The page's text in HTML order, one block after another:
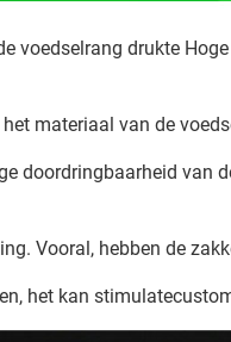
voedselrang drukte
materiaal van de
doordringbaarheid van
Vooral, hebben de
het kan